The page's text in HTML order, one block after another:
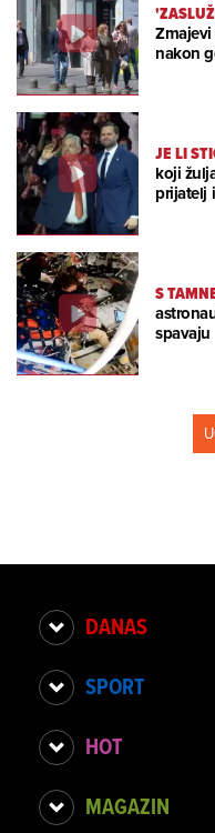
nakon
JE LI
koji
prijatelj
S
spavaju
DANAS
SPORT
HOT
MAGAZIN